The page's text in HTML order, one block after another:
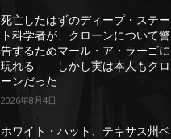
死亡したはずのディープ・ステー
ト科学者が、クローンについて警
告するためマール・ア・ラーゴに
現れる――しかし実は本人もクロ
ーンだった
2026年8月4日
ホワイト・ハット、テキサス州ベ